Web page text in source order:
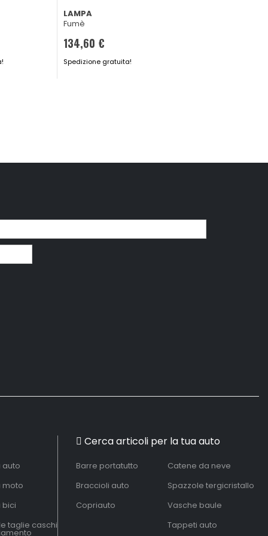
LAMPA
Fumè
134,60 €
Spedizione gratuita!
auto
moto
bici
taglie caschi
Cerca articoli per la tua auto
Barre portatutto
Braccioli auto
Copriauto
Catene da neve
Spazzole tergicristallo
Vasche baule
Tappeti auto